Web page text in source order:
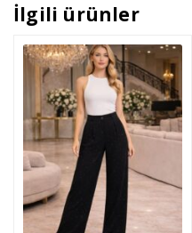
İlgili ürünler